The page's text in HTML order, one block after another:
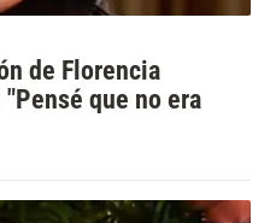
de Florencia
que no era